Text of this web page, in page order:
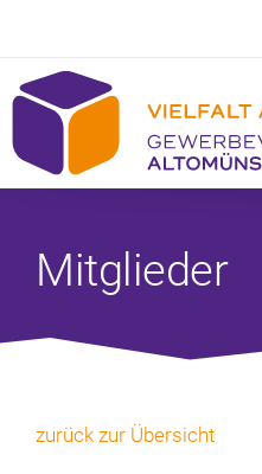
Mitglieder
zurück zur Übersicht